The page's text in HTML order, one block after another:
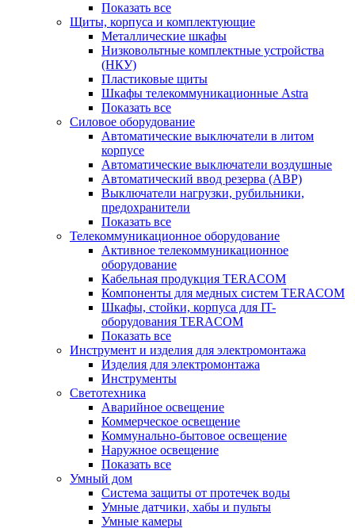
Показать все
Щиты, корпуса и комплектующие
Металлические шкафы
Низковольтные комплектные устройства
(НКУ)
Пластиковые щиты
Шкафы телекоммуникационные Astra
Показать все
Силовое оборудование
Автоматические выключатели в литом
корпусе
Автоматические выключатели воздушные
Автоматический ввод резерва (АВР)
Выключатели нагрузки, рубильники,
предохранители
Показать все
Телекоммуникационное оборудование
Активное телекоммуникационное
оборудование
Кабельная продукция TERACOM
Компоненты для медных систем TERACOM
Шкафы, стойки, корпуса для IT-
оборудования TERACOM
Показать все
Инструмент и изделия для электромонтажа
Изделия для электромонтажа
Инструменты
Светотехника
Аварийное освещение
Коммерческое освещение
Коммунально-бытовое освещение
Наружное освещение
Показать все
Умный дом
Система защиты от протечек воды
Умные датчики, хабы и пульты
Умные камеры